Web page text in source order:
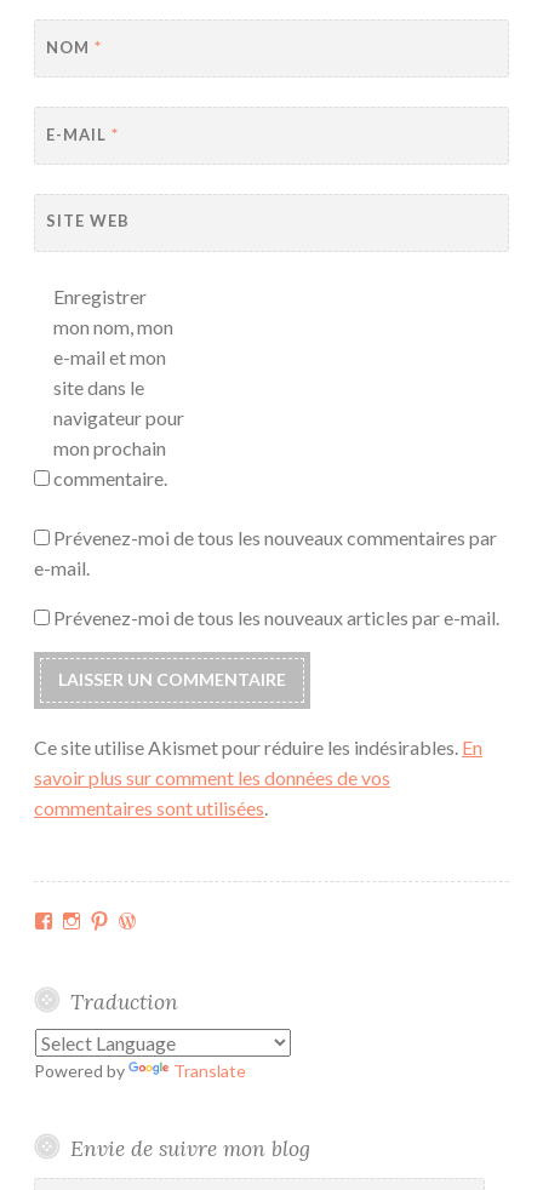
NOM *
E-MAIL *
SITE WEB
Enregistrer
mon nom, mon
e-mail et mon
site dans le
navigateur pour
mon prochain
commentaire.
Prévenez-moi de tous les nouveaux commentaires par
e-mail.
Prévenez-moi de tous les nouveaux articles par e-mail.
Ce site utilise Akismet pour réduire les indésirables. En
savoir plus sur comment les données de vos
commentaires sont utilisées.
Facebook
Instagram
Pinterest
Traduction
Powered by Translate
Envie de suivre mon blog